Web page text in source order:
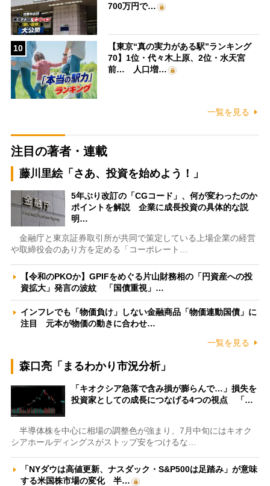
700万円で…
10
【東京“真の実力がある駅”ランキング
70】1位・代々木上原、2位・水天宮
前… 人口増…
一覧を見る
注目の著者・連載
藤川里絵「さあ、投資を始めよう！」
5年ぶり改訂の「CGコード」、何が変わったのか
ポイントを解説 企業に成長投資の具体的な説
明…
金融庁と東京証券取引所が共同で策定している上場企業の経営
や取締役会のあり方を定める「コーポレート…
【令和のPKOか】GPIFをめぐる片山財務相の「円資産への投
資拡大」発言の波紋 「国債重視」…
インフレでも「物価負け」しない金融商品「物価連動国債」に
注目 元本が物価の動きに合わせ…
一覧を見る
森口亮「まるわかり市況分析」
「キオクシア急落で含み損が膨らんで…」損失を
投資家としての成長につなげる4つの視点 「…
半導体株を中心に相場の調整色が強まり、7月中旬にはキオク
シアホールディングスがストップ安をつけるな…
「NYダウは高値更新、ナスダック・S&P500は足踏み」が意味
する米国株市場の変化 半…